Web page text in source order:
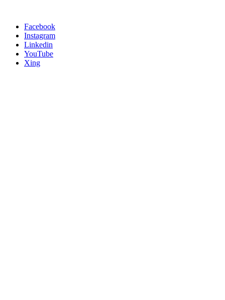
Facebook
Instagram
Linkedin
YouTube
Xing